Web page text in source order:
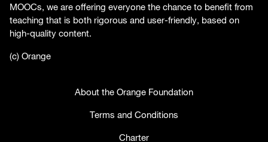
MOOCs, we are offering everyone the chance to benefit from
teaching that is both rigorous and user-friendly, based on
high-quality content.
(c) Orange
About the Orange Foundation
Terms and Conditions
Charter